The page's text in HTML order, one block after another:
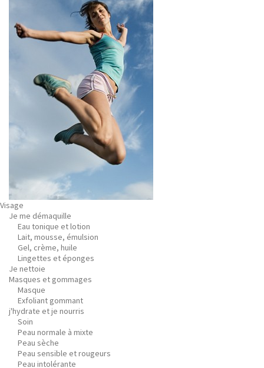
Visage
Je me démaquille
Eau tonique et lotion
Lait, mousse, émulsion
Gel, crème, huile
Lingettes et éponges
Je nettoie
Masques et gommages
Masque
Exfoliant gommant
j'hydrate et je nourris
Soin
Peau normale à mixte
Peau sèche
Peau sensible et rougeurs
Peau intolérante